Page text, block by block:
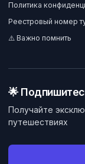
Политика
Реестровый номер
⚠️ Важно помнить
🌟
Получайте
путешествиях